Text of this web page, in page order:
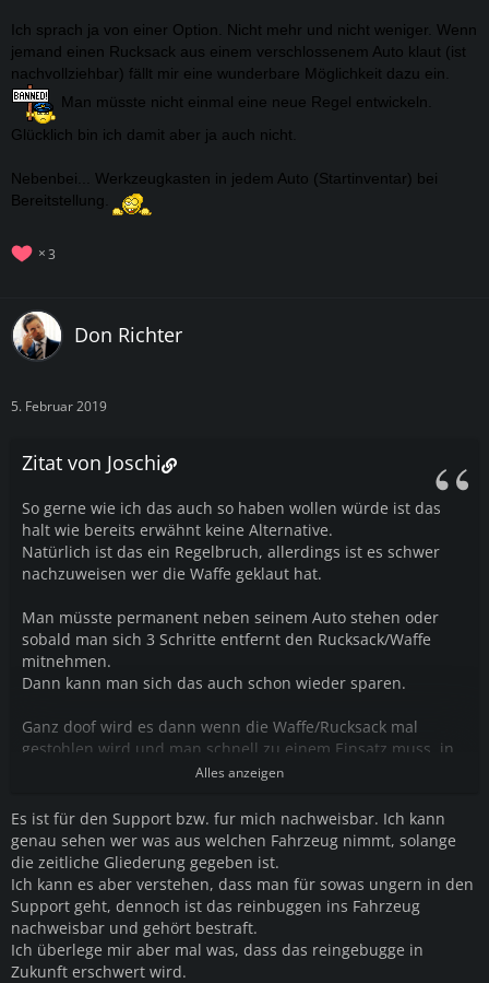
Ich sprach ja von einer Option. Nicht mehr und nicht weniger. Wenn
jemand einen Rucksack aus einem verschlossenem Auto klaut (ist
nachvollziehbar) fällt mir eine wunderbare Möglichkeit dazu ein.
Man müsste nicht einmal eine neue Regel entwickeln.
Glücklich bin ich damit aber ja auch nicht.
Nebenbei... Werkzeugkasten in jedem Auto (Startinventar) bei
Bereitstellung.
3
Don Richter
5. Februar 2019
Zitat von Joschi
So gerne wie ich das auch so haben wollen würde ist das
halt wie bereits erwähnt keine Alternative.
Natürlich ist das ein Regelbruch, allerdings ist es schwer
nachzuweisen wer die Waffe geklaut hat.
Man müsste permanent neben seinem Auto stehen oder
sobald man sich 3 Schritte entfernt den Rucksack/Waffe
mitnehmen.
Dann kann man sich das auch schon wieder sparen.
Ganz doof wird es dann wenn die Waffe/Rucksack mal
gestohlen wird und man schnell zu einem Einsatz muss, in
den Kofferraum schaut und naja... keine Waffe mehr da ist.
Alles anzeigen
Es ist für den Support bzw. fur mich nachweisbar. Ich kann
genau sehen wer was aus welchen Fahrzeug nimmt, solange
die zeitliche Gliederung gegeben ist.
Ich kann es aber verstehen, dass man für sowas ungern in den
Support geht, dennoch ist das reinbuggen ins Fahrzeug
nachweisbar und gehört bestraft.
Ich überlege mir aber mal was, dass das reingebugge in
Zukunft erschwert wird.